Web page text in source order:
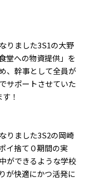
りました3S1の大野
堂への物資提供」を
、幹事として全員が
サポートさせていた
！
りました3S2の岡崎
イ捨て０期間の実
ができるような学校
が快適にかつ活発に